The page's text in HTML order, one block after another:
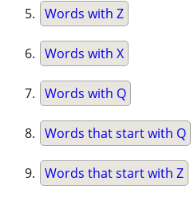
Words with Z
Words with X
Words with Q
Words that start with Q
Words that start with Z